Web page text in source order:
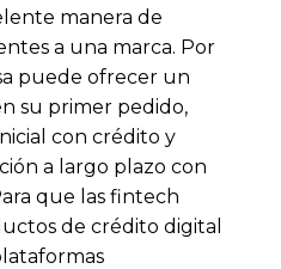
manera de
a una marca. Por
puede ofrecer un
su primer pedido,
con crédito y
a largo plazo con
que las fintech
de crédito digital